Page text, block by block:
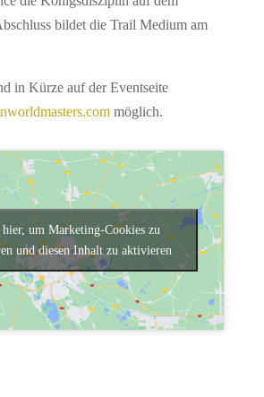
bildet die Trail Medium am
in Kürze auf der Eventseite
möglich.
um Marketing-Cookies zu
und diesen Inhalt zu aktivieren